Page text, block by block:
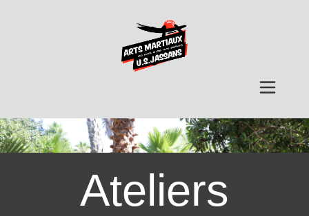
Ateliers